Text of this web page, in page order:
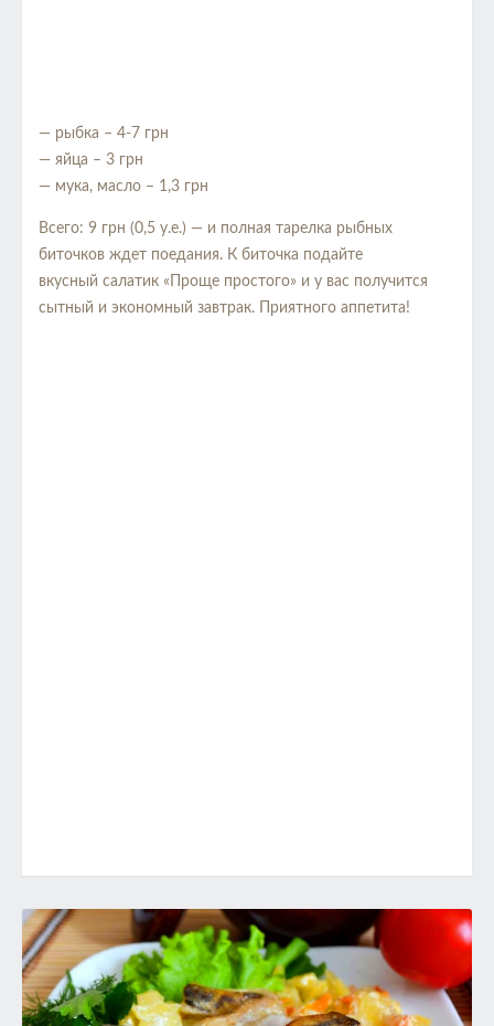
— рыбка – 4-7 грн
— яйца – 3 грн
— мука, масло – 1,3 грн
Всего: 9 грн (0,5 у.е.) — и полная тарелка рыбных
биточков ждет поедания. К биточка подайте
вкусный салатик «Проще простого» и у вас получится
сытный и экономный завтрак. Приятного аппетита!